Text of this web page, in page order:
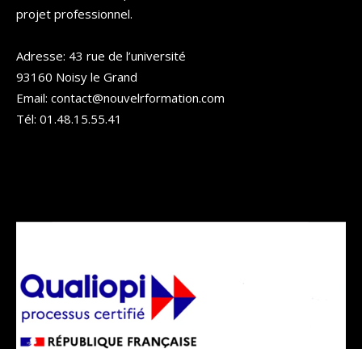
projet professionnel.
Adresse: 43 rue de l’université
93160 Noisy le Grand
Email: contact@nouvelrformation.com
Tél: 01.48.15.55.41